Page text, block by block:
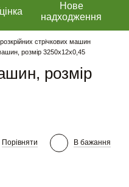
Нове
надходження
стрічкових машин
розмір 3250х12х0,45
розмір
Порівняти В бажання